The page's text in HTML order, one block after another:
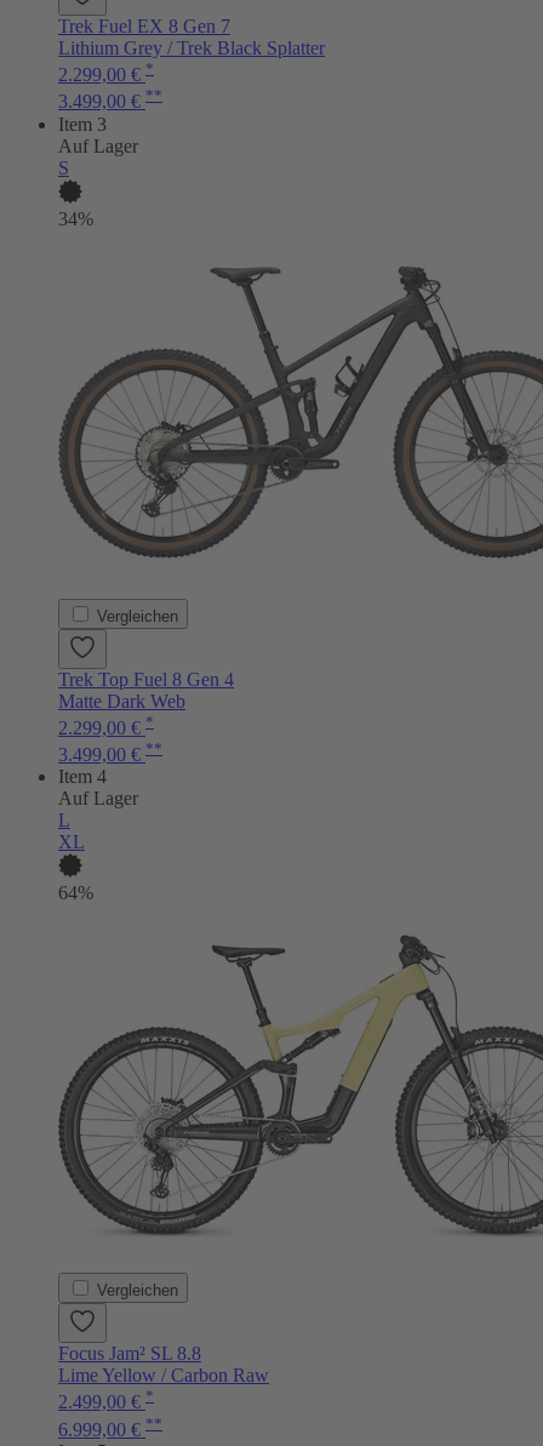
Trek Fuel EX 8 Gen 7
Lithium Grey / Trek Black Splatter
2.299,00 € *
3.499,00 € **
Item 3
Auf Lager
S
34%
Vergleichen
Trek Top Fuel 8 Gen 4
Matte Dark Web
2.299,00 € *
3.499,00 € **
Item 4
Auf Lager
L
XL
64%
Vergleichen
Focus Jam² SL 8.8
Lime Yellow / Carbon Raw
2.499,00 € *
6.999,00 € **